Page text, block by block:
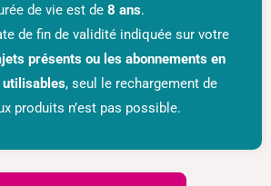
de vie est de 8 ans.
de fin de validité indiquée sur votre
présents ou les abonnements en
, seul le rechargement de
produits n’est pas possible.